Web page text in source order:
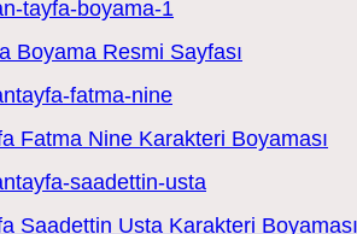
Boyama Resmi Sayfası
Fatma Nine Karakteri Boyaması
Saadettin Usta Karakteri Boyaması